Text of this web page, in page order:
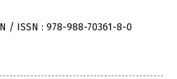
/ ISSN : 978-988-70361-8-0